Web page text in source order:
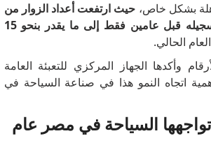
بشكل خاص، حيث ارتفعت أعداد الزوار من
رقم 4.9 مليون تم تسجيله قبل عامين فقط إلى ما يقدر بنحو 15
الحالي.
وأكدها الجهاز المركزي للتعبئة العامة
اتجاه النمو هذا في صناعة السياحة في
السياحة في مصر عام